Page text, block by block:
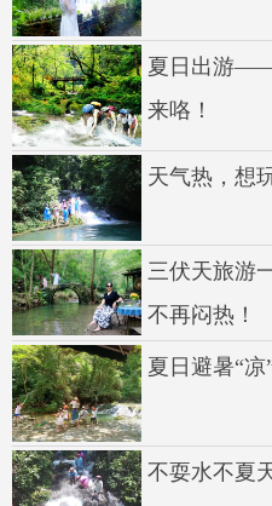
夏日出游——
来咯！
天气热，想
三伏天旅游
不再闷热！
夏日避暑“凉
不耍水不夏